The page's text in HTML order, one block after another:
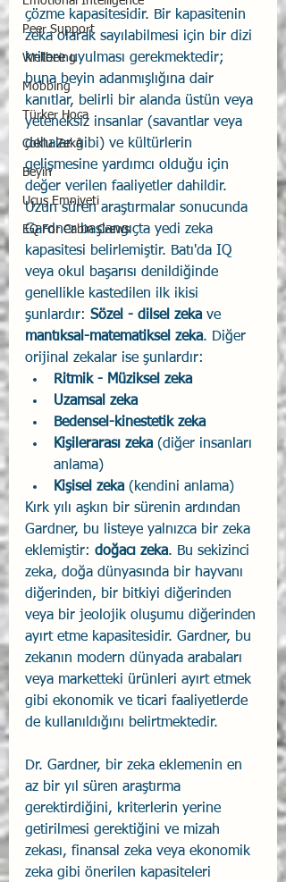
Peer Support
Wellbeing
Mobbing
Türker Hoca
Çoklu Zekâ
Beyin
Uçuş Emniyeti
EQ For Cabin Crews
çözme kapasitesidir. Bir kapasitenin
zeka olarak sayılabilmesi için bir dizi
kritere uyulması gerekmektedir;
buna beyin adanmışlığına dair
kanıtlar, belirli bir alanda üstün veya
yeteneksiz insanlar (savantlar veya
dehalar gibi) ve kültürlerin
gelişmesine yardımcı olduğu için
değer verilen faaliyetler dahildir.
Uzun süren araştırmalar sonucunda
Gardner başlangıçta yedi zeka
kapasitesi belirlemiştir. Batı'da IQ
veya okul başarısı denildiğinde
genellikle kastedilen ilk ikisi
şunlardır: Sözel - dilsel zeka ve
mantıksal-matematiksel zeka. Diğer
orijinal zekalar ise şunlardır:
Ritmik - Müziksel zeka
Uzamsal zeka
Bedensel-kinestetik zeka
Kişilerarası zeka (diğer insanları
anlama)
Kişisel zeka (kendini anlama)
Kırk yılı aşkın bir sürenin ardından
Gardner, bu listeye yalnızca bir zeka
eklemiştir: doğacı zeka. Bu sekizinci
zeka, doğa dünyasında bir hayvanı
diğerinden, bir bitkiyi diğerinden
veya bir jeolojik oluşumu diğerinden
ayırt etme kapasitesidir. Gardner, bu
zekanın modern dünyada arabaları
veya marketteki ürünleri ayırt etmek
gibi ekonomik ve ticari faaliyetlerde
de kullanıldığını belirtmektedir.
Dr. Gardner, bir zeka eklemenin en
az bir yıl süren araştırma
gerektirdiğini, kriterlerin yerine
getirilmesi gerektiğini ve mizah
zekası, finansal zeka veya ekonomik
zeka gibi önerilen kapasiteleri